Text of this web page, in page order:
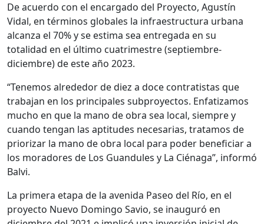
De acuerdo con el encargado del Proyecto, Agustín
Vidal, en términos globales la infraestructura urbana
alcanza el 70% y se estima sea entregada en su
totalidad en el último cuatrimestre (septiembre-
diciembre) de este año 2023.
“Tenemos alrededor de diez a doce contratistas que
trabajan en los principales subproyectos. Enfatizamos
mucho en que la mano de obra sea local, siempre y
cuando tengan las aptitudes necesarias, tratamos de
priorizar la mano de obra local para poder beneficiar a
los moradores de Los Guandules y La Ciénaga”, informó
Balvi.
La primera etapa de la avenida Paseo del Río, en el
proyecto Nuevo Domingo Savio, se inauguró en